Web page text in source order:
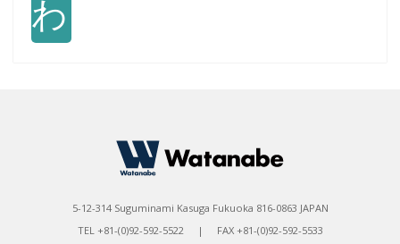
わ
5-12-314 Suguminami Kasuga Fukuoka 816-0863 JAPAN
TEL +81-(0)92-592-5522 | FAX +81-(0)92-592-5533